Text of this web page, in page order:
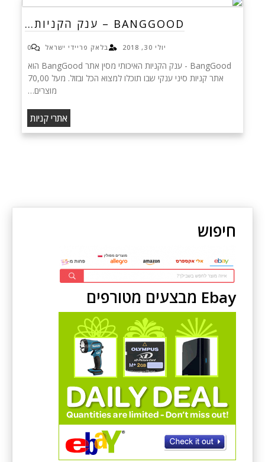
BANGGOOD – ענק הקניות…
יולי 30, 2018 בלאק פריידי ישראל 0
BangGood - ענק הקניות האיכותי מסין אתר BangGood הוא
אתר קניות סיני ענקי שבו תוכלו למצוא הכל ובזול. מעל 70,00
מוצרים…
אתרי קניות
חיפוש
Ebay מבצעים מטורפים